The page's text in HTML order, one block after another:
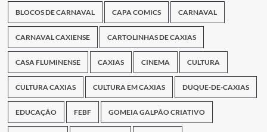
BLOCOS DE CARNAVAL CAPA COMICS CARNAVAL
CARNAVAL CAXIENSE CARTOLINHAS DE CAXIAS
CASA FLUMINENSE CAXIAS CINEMA CULTURA
CULTURA CAXIAS CULTURA EM CAXIAS DUQUE-DE-CAXIAS
EDUCAÇÃO FEBF GOMEIA GALPÃO CRIATIVO